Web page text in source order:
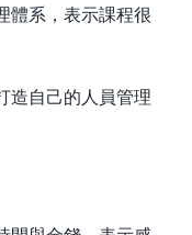
體系，表示課程很
造自己的人員管理